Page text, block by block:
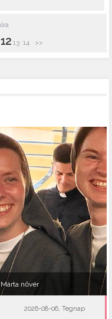
12 13 14 >>
nővér
2026-08-06, Tegnap